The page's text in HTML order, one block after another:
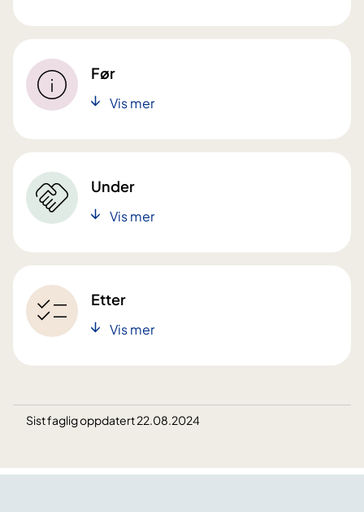
Før
Vis mer
Under
Vis mer
Etter
Vis mer
Sist faglig oppdatert 22.08.2024